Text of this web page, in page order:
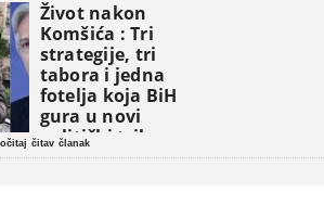
Život nakon
Komšića : Tri
strategije, tri
tabora i jedna
fotelja koja BiH
gura u novi
politički triler
čitav članak